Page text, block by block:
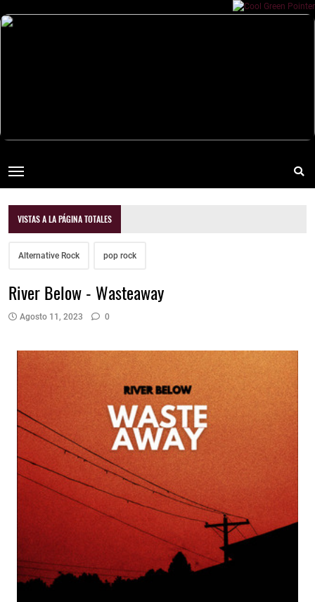
VISTAS A LA PÁGINA TOTALES
Alternative Rock pop rock
River Below - Wasteaway
Agosto 11, 2023 0